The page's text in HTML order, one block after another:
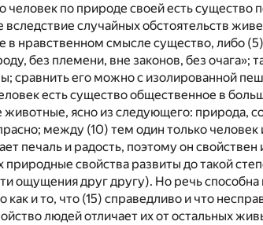
человек по природе своей есть существо
вследствие случайных обстоятельств
в нравственном смысле существо, либо
без племени, вне законов, без очага»;
сравнить его можно с изолированной
есть существо общественное в
животные, ясно из следующего: природа,
между (10) тем один только
печаль и радость, поэтому он
природные свойства развиты до такой
ощущения друг другу). Но речь
как и то, что (15) справедливо и что
людей отличает их от остальных